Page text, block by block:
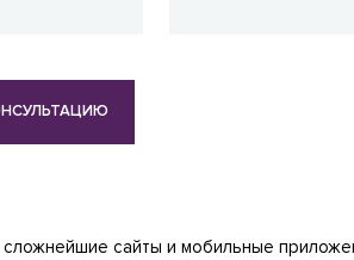
сайты и мобильные